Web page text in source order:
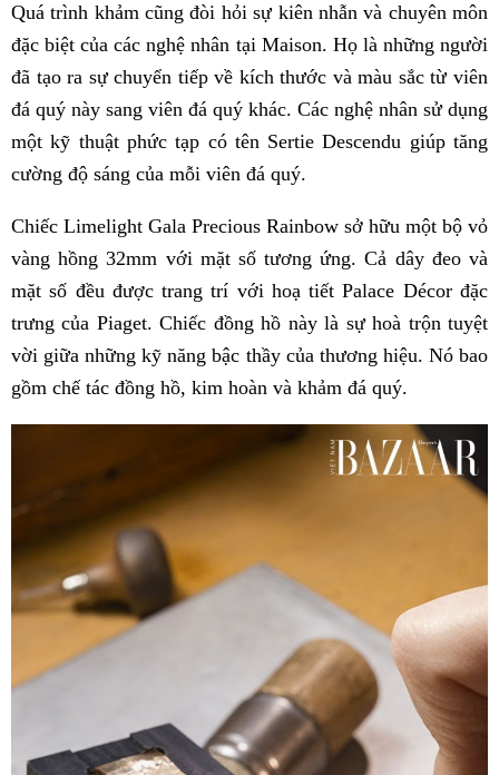
Quá trình khảm cũng đòi hỏi sự kiên nhẫn và chuyên môn
đặc biệt của các nghệ nhân tại Maison. Họ là những người
đã tạo ra sự chuyển tiếp về kích thước và màu sắc từ viên
đá quý này sang viên đá quý khác. Các nghệ nhân sử dụng
một kỹ thuật phức tạp có tên Sertie Descendu giúp tăng
cường độ sáng của mỗi viên đá quý.
Chiếc Limelight Gala Precious Rainbow sở hữu một bộ vỏ
vàng hồng 32mm với mặt số tương ứng. Cả dây đeo và
mặt số đều được trang trí với hoạ tiết Palace Décor đặc
trưng của Piaget. Chiếc đồng hồ này là sự hoà trộn tuyệt
vời giữa những kỹ năng bậc thầy của thương hiệu. Nó bao
gồm chế tác đồng hồ, kim hoàn và khảm đá quý.